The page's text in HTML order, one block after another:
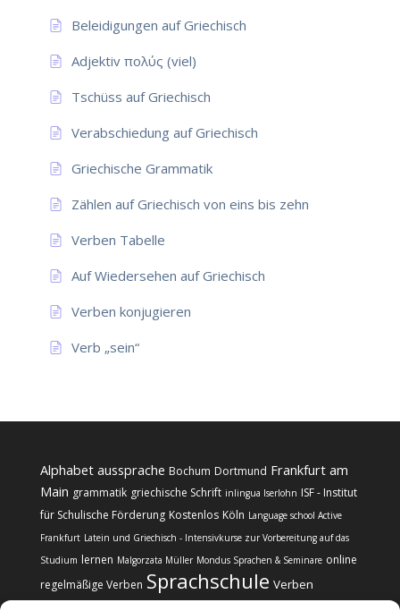
Beleidigungen auf Griechisch
Adjektiv πολύς (viel)
Tschüss auf Griechisch
Verabschiedung auf Griechisch
Griechische Grammatik
Zählen auf Griechisch von eins bis zehn
Verben Tabelle
Auf Wiedersehen auf Griechisch
Verben konjugieren
Verb „sein“
Alphabet aussprache Bochum Dortmund Frankfurt am
Main grammatik griechische Schrift inlingua Iserlohn ISF - Institut
für Schulische Förderung Kostenlos Köln Language school Active
Frankfurt Latein und Griechisch - Intensivkurse zur Vorbereitung auf das
Studium lernen Malgorzata Müller Mondus Sprachen & Seminare online
regelmäßige Verben Sprachschule Verben